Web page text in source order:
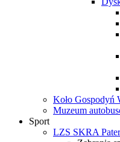
Koło Gospodyń
Muzeum
Sport
LZS SKRA